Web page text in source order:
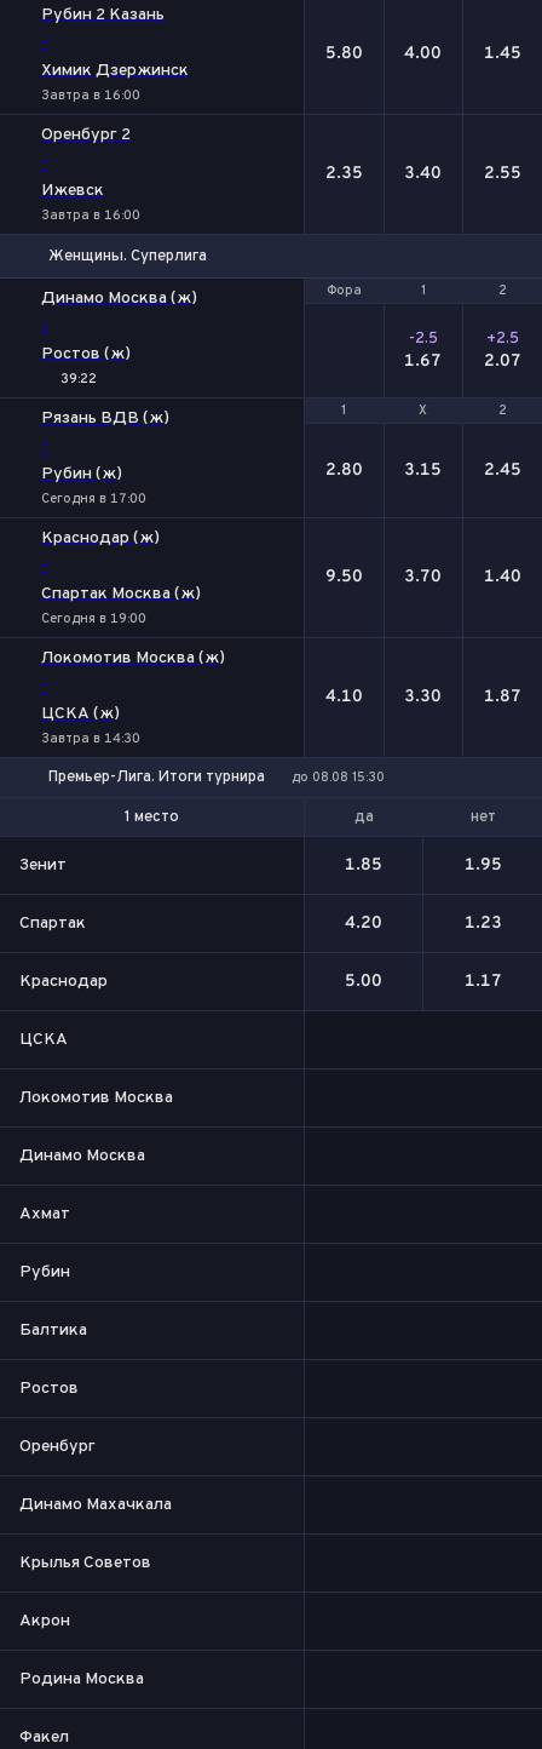
Рубин 2 Казань
-
Химик Дзержинск
Завтра в 16:00
5.80 4.00 1.45
Оренбург 2
-
Ижевск
Завтра в 16:00
2.35 3.40 2.55
Женщины. Суперлига
Фора 1 2
Динамо Москва (ж)
-
Ростов (ж)
39:22
Фора 1 2
-2.5
1.67
+2.5
2.07
1 Х 2
Рязань ВДВ (ж)
-
Рубин (ж)
Сегодня в 17:00
1 Х 2
2.80 3.15 2.45
Краснодар (ж)
-
Спартак Москва (ж)
Сегодня в 19:00
9.50 3.70 1.40
Локомотив Москва (ж)
-
ЦСКА (ж)
Завтра в 14:30
4.10 3.30 1.87
Премьер-Лига. Итоги турнира до 08.08 15:30
1 место 1-2 место
да нет
Зенит 1.85 1.95
Спартак 4.20 1.23
Краснодар 5.00 1.17
ЦСКА
Локомотив Москва
Динамо Москва
Ахмат
Рубин
Балтика
Ростов
Оренбург
Динамо Махачкала
Крылья Советов
Акрон
Родина Москва
Факел